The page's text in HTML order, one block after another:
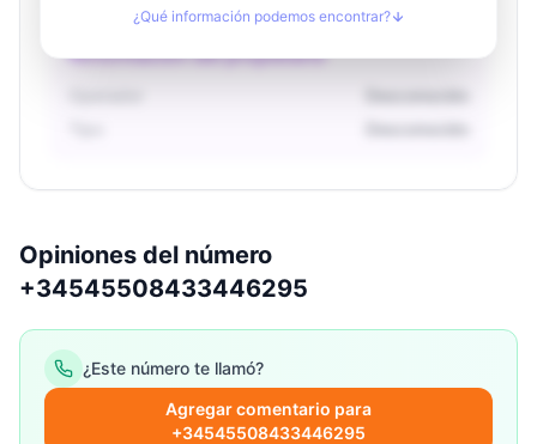
Información del propietario
¿Qué información podemos encontrar?
Opiniones del número
+34545508433446295
¿Este número te llamó?
Agregar comentario para
+34545508433446295